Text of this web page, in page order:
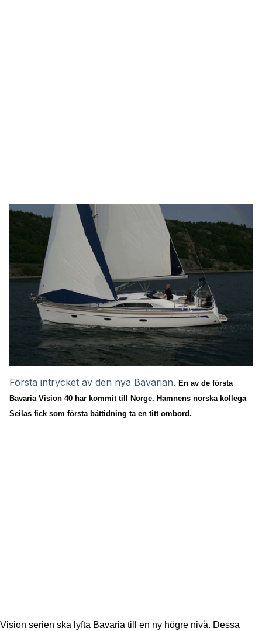
Första intrycket av den nya Bavarian. En av de första
Bavaria Vision 40 har kommit till Norge. Hamnens norska kollega
Seilas fick som första båttidning ta en titt ombord.
Vision serien ska lyfta Bavaria till en ny högre nivå. Dessa